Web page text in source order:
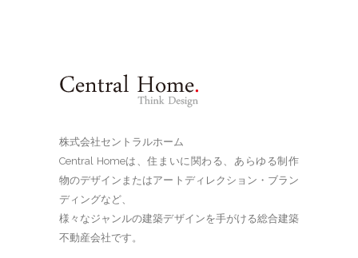
株式会社セントラルホーム
Central Homeは、住まいに関わる、あらゆる制作
物のデザインまたはアートディレクション・ブラン
ディングなど、
様々なジャンルの建築デザインを手がける総合建築
不動産会社です。